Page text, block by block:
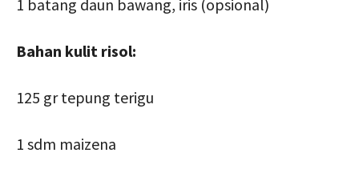
1 batang daun bawang, iris (opsional)
Bahan kulit risol:
125 gr tepung terigu
1 sdm maizena